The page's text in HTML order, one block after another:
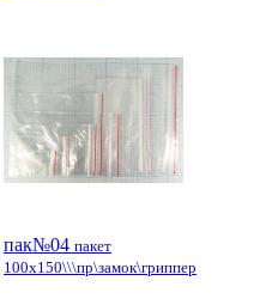
пак№04 пакет
100x150\\\пр\замок\гриппер